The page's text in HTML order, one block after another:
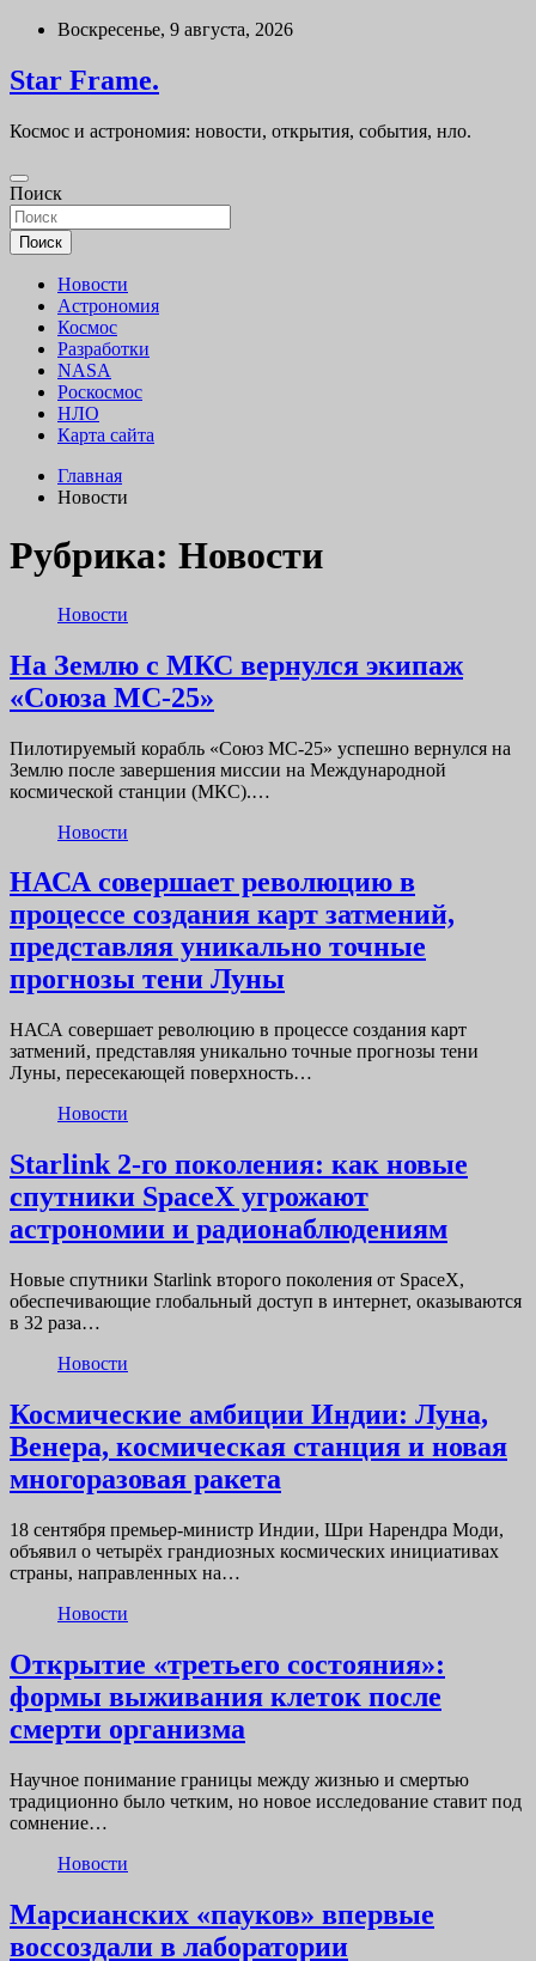
Перейти
содержимому
Воскресенье, 9 августа, 2026
Star Frame.
Космос и астрономия: новости, открытия, события, нло.
Поиск
Поиск
Новости
Астрономия
Космос
Разработки
NASA
Роскосмос
НЛО
Карта сайта
Главная
Новости
Рубрика: Новости
Новости
На Землю с МКС вернулся экипаж
«Союза МС-25»
Пилотируемый корабль «Союз МС-25» успешно вернулся на
Землю после завершения миссии на Международной
космической станции (МКС).…
Новости
НАСА совершает революцию в
процессе создания карт затмений,
представляя уникально точные
прогнозы тени Луны
НАСА совершает революцию в процессе создания карт
затмений, представляя уникально точные прогнозы тени
Луны, пересекающей поверхность…
Новости
Starlink 2-го поколения: как новые
спутники SpaceX угрожают
астрономии и радионаблюдениям
Новые спутники Starlink второго поколения от SpaceX,
обеспечивающие глобальный доступ в интернет, оказываются
в 32 раза…
Новости
Космические амбиции Индии: Луна,
Венера, космическая станция и новая
многоразовая ракета
18 сентября премьер-министр Индии, Шри Нарендра Моди,
объявил о четырёх грандиозных космических инициативах
страны, направленных на…
Новости
Открытие «третьего состояния»:
формы выживания клеток после
смерти организма
Научное понимание границы между жизнью и смертью
традиционно было четким, но новое исследование ставит под
сомнение…
Новости
Марсианских «пауков» впервые
воссоздали в лаборатории